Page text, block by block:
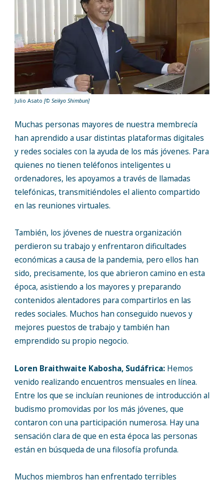
Julio Asato [© Seikyo Shimbun]
Muchas personas mayores de nuestra membrecía
han aprendido a usar distintas plataformas digitales
y redes sociales con la ayuda de los más jóvenes. Para
quienes no tienen teléfonos inteligentes u
ordenadores, les apoyamos a través de llamadas
telefónicas, transmitiéndoles el aliento compartido
en las reuniones virtuales.
También, los jóvenes de nuestra organización
perdieron su trabajo y enfrentaron dificultades
económicas a causa de la pandemia, pero ellos han
sido, precisamente, los que abrieron camino en esta
época, asistiendo a los mayores y preparando
contenidos alentadores para compartirlos en las
redes sociales. Muchos han conseguido nuevos y
mejores puestos de trabajo y también han
emprendido su propio negocio.
Loren Braithwaite Kabosha, Sudáfrica:Hemos
venido realizando encuentros mensuales en línea.
Entre los que se incluían reuniones de introducción al
budismo promovidas por los más jóvenes, que
contaron con una participación numerosa. Hay una
sensación clara de que en esta época las personas
están en búsqueda de una filosofía profunda.
Muchos miembros han enfrentado terribles